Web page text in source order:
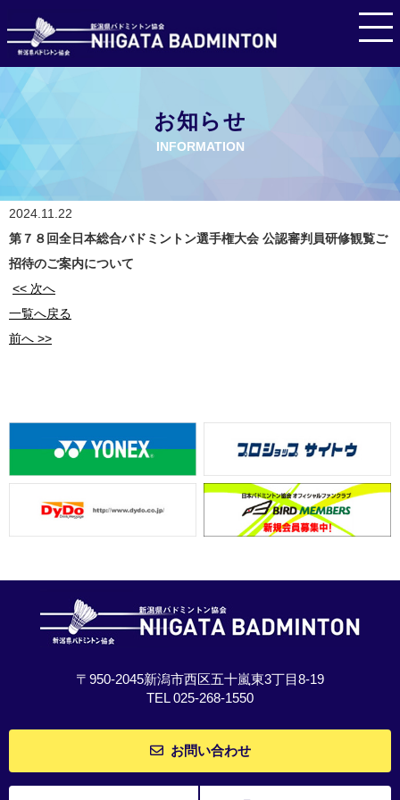
お知らせ
INFORMATION
2024.11.22
第７８回全日本総合バドミントン選手権大会 公認審判員研修観覧ご
招待のご案内について
<< 次へ
一覧へ戻る
前へ >>
〒950-2045新潟市西区五十嵐東3丁目8-19
TEL 025-268-1550
お問い合わせ